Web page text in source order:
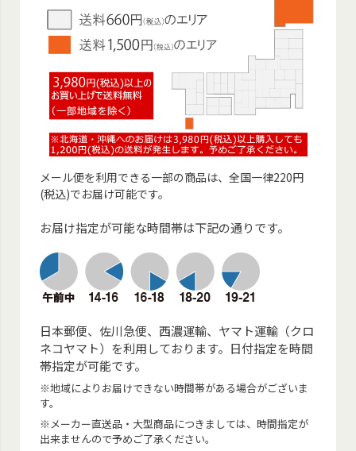
メール便を利用できる一部の商品は、全国一律220円
(税込)でお届け可能です。
お届け指定が可能な時間帯は下記の通りです。
日本郵便、佐川急便、西濃運輸、ヤマト運輸（クロ
ネコヤマト）を利用しております。日付指定を時間
帯指定が可能です。
※地域によりお届けできない時間帯がある場合がございま
す。
※メーカー直送品・大型商品につきましては、時間指定が
出来ませんので予めご了承ください。